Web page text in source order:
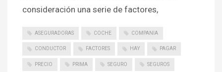
consideración una serie de factores,
ASEGURADORAS COCHE COMPANIA
CONDUCTOR FACTORES HAY PAGAR
PRECIO PRIMA SEGURO SEGUROS